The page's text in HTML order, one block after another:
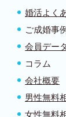
婚活よく
ご成婚事
会員デー
コラム
会社概要
男性無料
女性無料